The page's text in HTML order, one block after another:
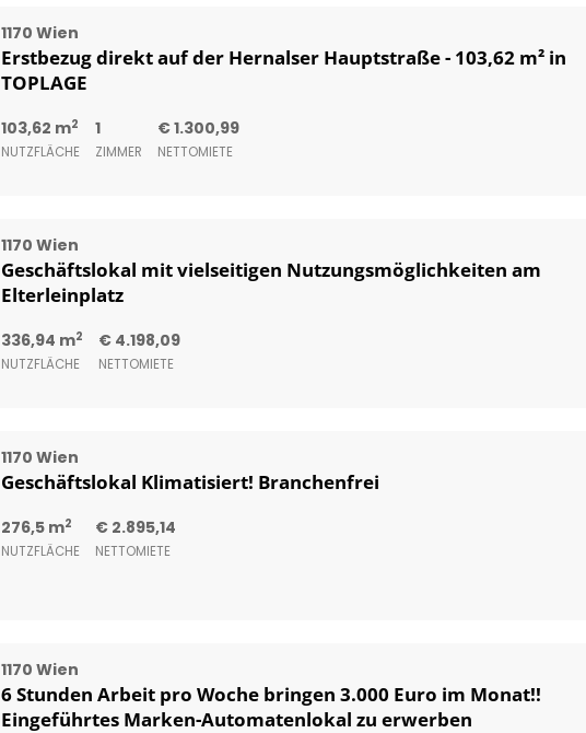
1170 Wien
Erstbezug direkt auf der Hernalser Hauptstraße - 103,62 m² in
TOPLAGE
103,62 m2
NUTZFLÄCHE
1
ZIMMER
€ 1.300,99
NETTOMIETE
1170 Wien
Geschäftslokal mit vielseitigen Nutzungsmöglichkeiten am
Elterleinplatz
336,94 m2
NUTZFLÄCHE
€ 4.198,09
NETTOMIETE
1170 Wien
Geschäftslokal Klimatisiert! Branchenfrei
276,5 m2
NUTZFLÄCHE
€ 2.895,14
NETTOMIETE
1170 Wien
6 Stunden Arbeit pro Woche bringen 3.000 Euro im Monat!!
Eingeführtes Marken-Automatenlokal zu erwerben